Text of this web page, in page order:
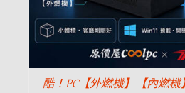
酷！PC【外燃機】【內燃